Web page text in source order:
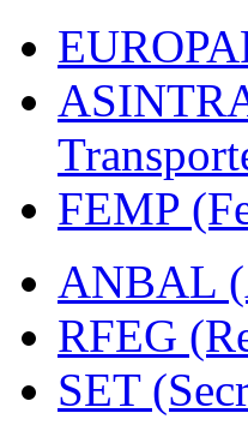
FEMP
ANBAL
RFEG
SET